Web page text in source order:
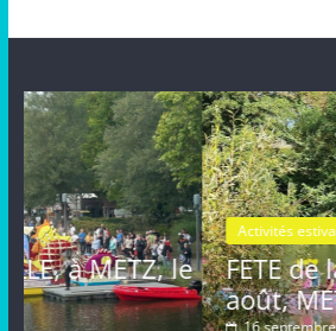
Activités estivales Actualités
FETE de la
août, METZ